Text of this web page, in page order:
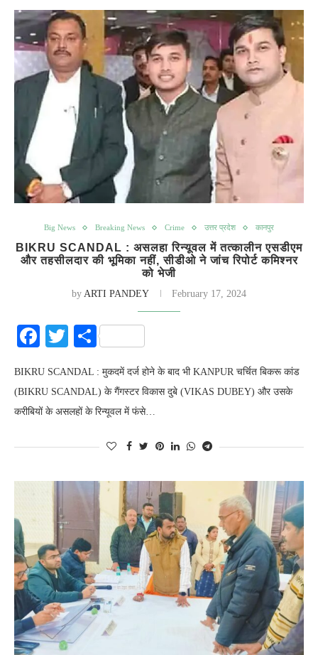
Big News Breaking News Crime उत्तर प्रदेश कानपुर
BIKRU SCANDAL : असलहा रिन्यूवल में तत्कालीन एसडीएम
और तहसीलदार की भूमिका नहीं, सीडीओ ने जांच रिपोर्ट कमिश्नर
को भेजी
by ARTI PANDEY February 17, 2024
Facebook
Twitter
Share
BIKRU SCANDAL : मुकदमें दर्ज होने के बाद भी KANPUR चर्चित बिकरू कांड
(BIKRU SCANDAL) के गैंगस्टर विकास दुबे (VIKAS DUBEY) और उसके
करीबियों के असलहों के रिन्यूवल में फंसे…